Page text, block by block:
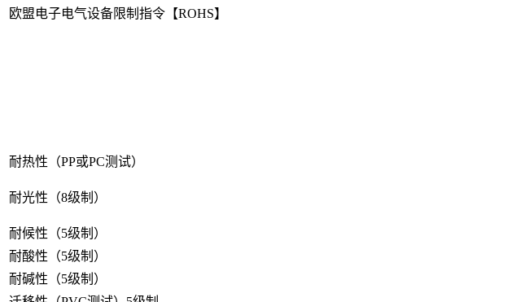
欧盟电子电气设备限制指令【ROHS】
耐热性（PP或PC测试）
耐光性（8级制）
耐候性（5级制）
耐酸性（5级制）
耐碱性（5级制）